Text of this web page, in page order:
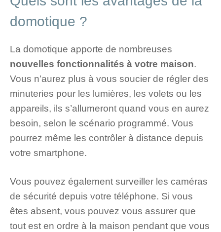
domotique ?
La domotique apporte de nombreuses
nouvelles fonctionnalités à votre maison.
Vous n’aurez plus à vous soucier de régler des
minuteries pour les lumières, les volets ou les
appareils, ils s’allumeront quand vous en aurez
besoin, selon le scénario programmé. Vous
pourrez même les contrôler à distance depuis
votre smartphone.
Vous pouvez également surveiller les caméras
de sécurité depuis votre téléphone. Si vous
êtes absent, vous pouvez vous assurer que
tout est en ordre à la maison pendant que vous